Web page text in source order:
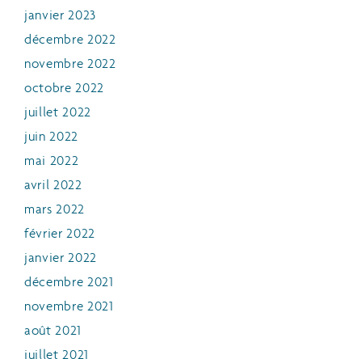
janvier 2023
décembre 2022
novembre 2022
octobre 2022
juillet 2022
juin 2022
mai 2022
avril 2022
mars 2022
février 2022
janvier 2022
décembre 2021
novembre 2021
août 2021
juillet 2021